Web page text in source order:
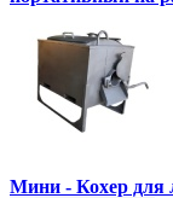
Мини - Кохер для